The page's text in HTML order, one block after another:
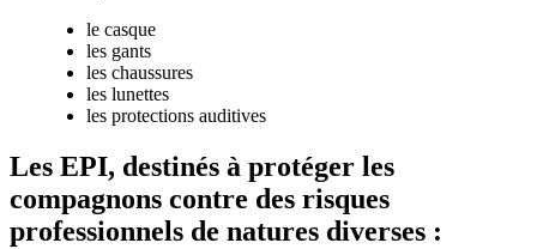
le casque
les gants
les chaussures
les lunettes
les protections auditives
Les EPI, destinés à protéger les
compagnons contre des risques
professionnels de natures diverses :